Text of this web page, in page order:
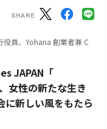
員、Yohana 創業者兼 C
JAPAN「
女性の新たな生き
に新しい風をもたら